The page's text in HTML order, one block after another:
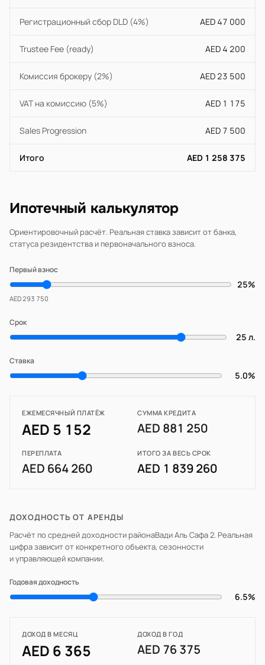
Регистрационный сбор DLD (4%) AED 47 000
Trustee Fee (ready) AED 4 200
Комиссия брокеру (2%) AED 23 500
VAT на комиссию (5%) AED 1 175
Sales Progression AED 7 500
Итого AED 1 258 375
Ипотечный калькулятор
Ориентировочный расчёт. Реальная ставка зависит от банка,
статуса резидентства и первоначального взноса.
Первый взнос
25%
AED 293 750
Срок
25 л.
Ставка
5.0%
ЕЖЕМЕСЯЧНЫЙ ПЛАТЁЖ
AED 5 152
СУММА КРЕДИТА
AED 881 250
ПЕРЕПЛАТА
AED 664 260
ИТОГО ЗА ВЕСЬ СРОК
AED 1 839 260
ДОХОДНОСТЬ ОТ АРЕНДЫ
Расчёт по средней доходности районаВади Аль Сафа 2. Реальная
цифра зависит от конкретного объекта, сезонности
и управляющей компании.
Годовая доходность
6.5%
ДОХОД В МЕСЯЦ
AED 6 365
ДОХОД В ГОД
AED 76 375